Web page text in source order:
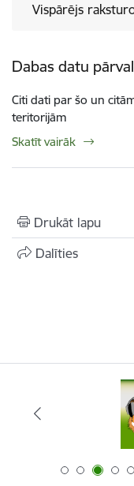
Vispārējs
Dabas datu
Citi dati par šo un
teritorijām
Skatīt vairāk
Drukāt lapu
Dalīties